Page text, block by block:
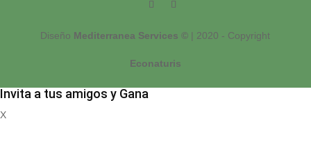
Diseño Mediterranea Services © | 2020 - Copyright
Econaturis
Invita a tus amigos y Gana
X